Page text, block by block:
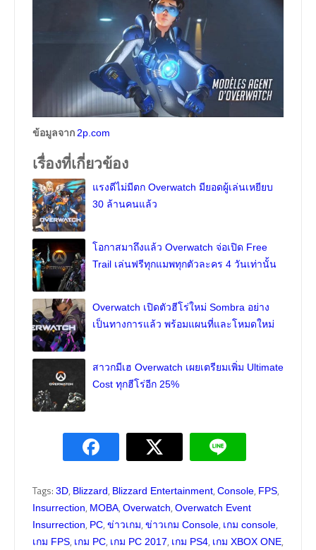
ข้อมูลจาก2p.com
เรื่องที่เกี่ยวข้อง
แรงดีไม่มีตก Overwatch มียอดผู้เล่นเหยียบ
30 ล้านคนแล้ว
โอกาสมาถึงแล้ว Overwatch จ่อเปิด Free
Trail เล่นฟรีทุกแมพทุกตัวละคร 4 วันเท่านั้น
Overwatch เปิดตัวฮีโร่ใหม่ Sombra อย่าง
เป็นทางการแล้ว พร้อมแผนที่และโหมดใหม่
สาวกมีเฮ Overwatch เผยเตรียมเพิ่ม Ultimate
Cost ทุกฮีโร่อีก 25%
Tags: 3D, Blizzard, Blizzard Entertainment, Console, FPS,
Insurrection, MOBA, Overwatch, Overwatch Event
Insurrection, PC, ข่าวเกม, ข่าวเกม Console, เกม console,
เกม FPS, เกม PC, เกม PC 2017, เกม PS4, เกม XBOX ONE,